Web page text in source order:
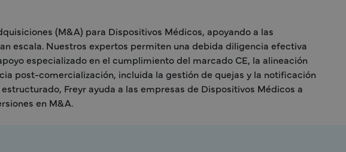
(M&A) para Dispositivos Médicos, apoyando a las
escala. Nuestros expertos permiten una debida diligencia efectiva
especializado en el cumplimiento del marcado CE, la alineación
post-comercialización, incluida la gestión de quejas y la notificación
Freyr ayuda a las empresas de Dispositivos Médicos a
en M&A.